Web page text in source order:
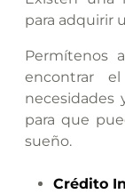
para adquirir
Permítenos
encontrar
necesidades
para que
sueño.
Crédito